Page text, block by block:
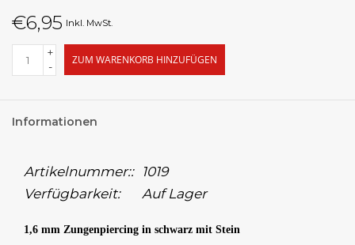
€6,95 Inkl. MwSt.
+
-
ZUM WARENKORB HINZUFÜGEN
Informationen
Artikelnummer::
1019
Verfügbarkeit:
Auf Lager
1,6 mm Zungenpiercing in schwarz mit Stein